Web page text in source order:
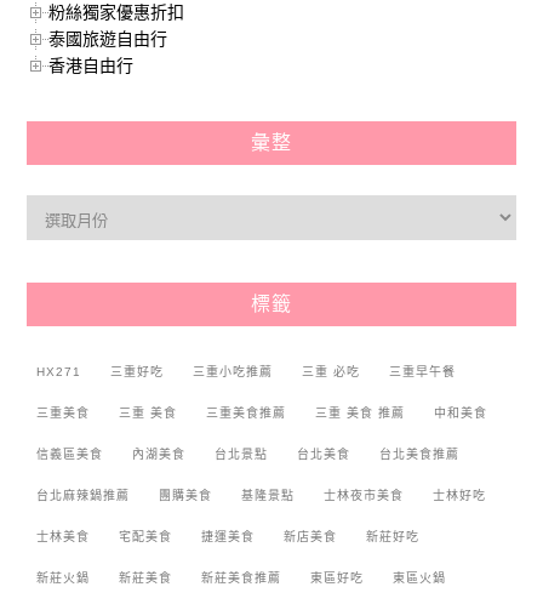
粉絲獨家優惠折扣
泰國旅遊自由行
香港自由行
彙整
標籤
HX271 三重好吃 三重小吃推薦 三重 必吃 三重早午餐
三重美食 三重 美食 三重美食推薦 三重 美食 推薦 中和美食
信義區美食 內湖美食 台北景點 台北美食 台北美食推薦
台北麻辣鍋推薦 團購美食 基隆景點 士林夜市美食 士林好吃
士林美食 宅配美食 捷運美食 新店美食 新莊好吃
新莊火鍋 新莊美食 新莊美食推薦 東區好吃 東區火鍋